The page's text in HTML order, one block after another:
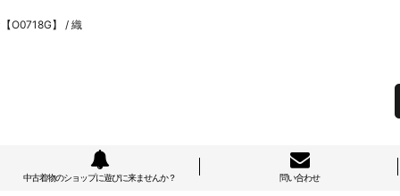
O0718G】 / 織
中古着物のショップに遊びに来ませんか？ 問い合わせ